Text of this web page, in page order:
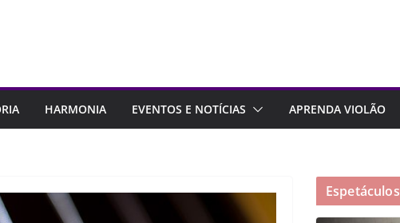
HARMONIA EVENTOS E NOTÍCIAS APRENDA VIOLÃO
Espetáculos